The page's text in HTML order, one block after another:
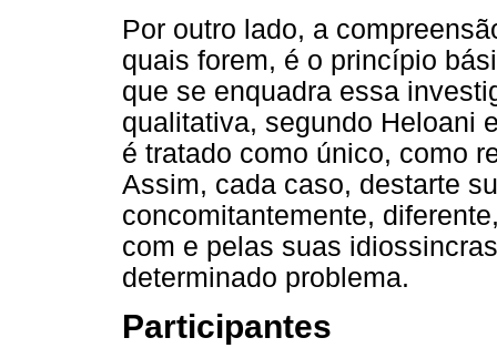
Por outro lado, a
quais forem, é o princípio
que se enquadra essa
qualitativa, segundo Heloani
é tratado como único, como
Assim, cada caso, destarte
concomitantemente,
com e pelas suas
determinado problema.
Participantes